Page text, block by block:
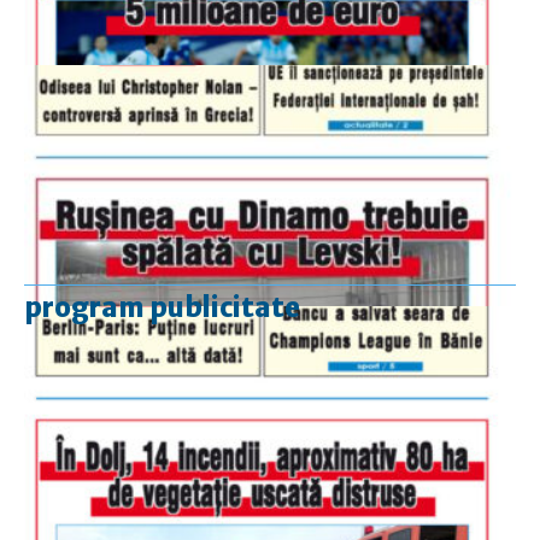
program publicitate
luni-vineri
9.00 - 17.00
duminică
9.00 - 12.00